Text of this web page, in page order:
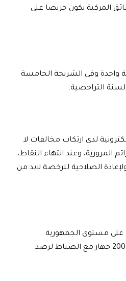
المركبة يكون حريصا على
يفقد المخالفة نقطة واحدة وفى الشريحة الخامسة
لدى ارتكاب مخالفات لا
المرورية، وعند انتهاء النقاط،
الصلاحية للرخصة لابد من
على مستوى الجمهورية
بالمركبات والرخص، والآليات موجودة لتنفيذ القانون، فضلًا عن وجود أكثر من 2000 جهاز مع الضباط لرصد